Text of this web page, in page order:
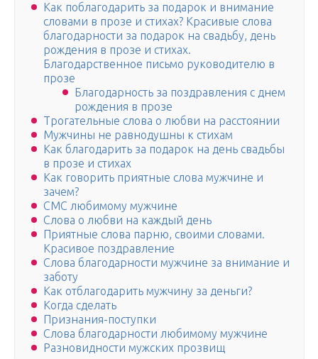
Как поблагодарить за подарок и внимание
словами в прозе и стихах? Красивые слова
благодарности за подарок на свадьбу, день
рождения в прозе и стихах.
Благодарственное письмо руководителю в
прозе
Благодарность за поздравления с днем
рождения в прозе
Трогательные слова о любви на расстоянии
Мужчины не равнодушны к стихам
Как благодарить за подарок на день свадьбы
в прозе и стихах
Как говорить приятные слова мужчине и
зачем?
СМС любимому мужчине
Слова о любви на каждый день
Приятные слова парню, своими словами.
Красивое поздравление
Слова благодарности мужчине за внимание и
заботу
Как отблагодарить мужчину за деньги?
Когда сделать
Признания-поступки
Слова благодарности любимому мужчине
Разновидности мужских прозвищ